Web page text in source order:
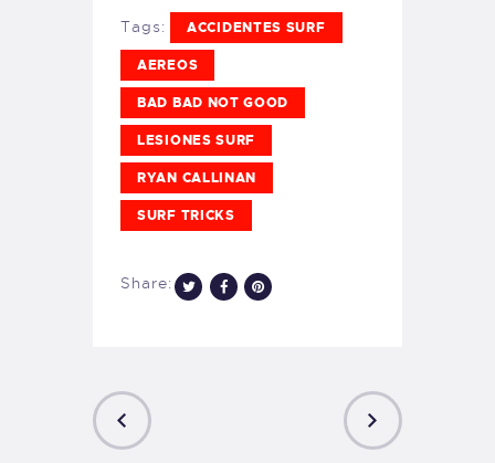
Tags: ACCIDENTES SURF
AEREOS
BAD BAD NOT GOOD
LESIONES SURF
RYAN CALLINAN
SURF TRICKS
Share: